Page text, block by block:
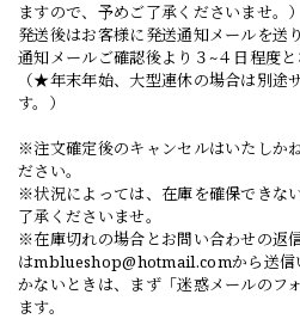
ますので、予めご了承くださいませ。）
発送後はお客様に発送通知メールを送
通知メールご確認後より３~４日程度と
（★年末年始、大型連休の場合は別途
す。）
※注文確定後のキャンセルはいたしか
ださい。
※状況によっては、在庫を確保できな
了承くださいませ。
※在庫切れの場合とお問い合わせの返
はmblueshop@hotmail.comから送信
かないときは、まず「迷惑メールのフ
ます。